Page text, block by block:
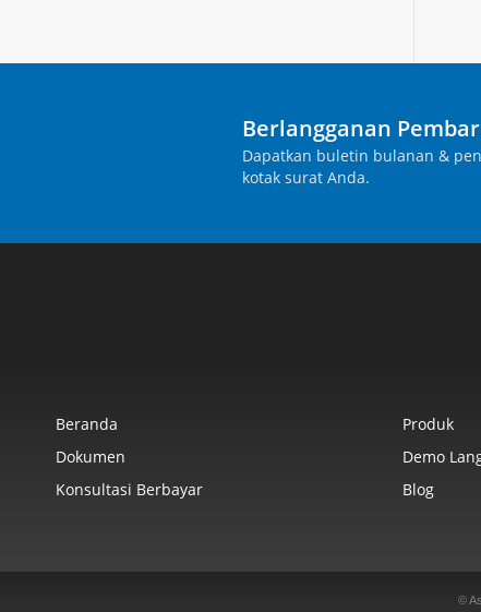
Berlangganan
Dapatkan buletin bulanan &
kotak surat Anda.
Beranda Produk
Dokumen
Demo
Konsultasi Berbayar
Blog
©